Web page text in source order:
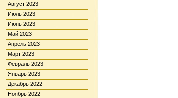
Август 2023
Июль 2023
Июнь 2023
Май 2023
Апрель 2023
Март 2023
Февраль 2023
Январь 2023
Декабрь 2022
Ноябрь 2022